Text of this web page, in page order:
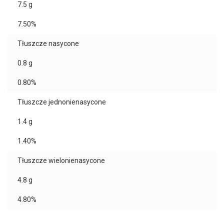
7.5 g
7.50%
Tłuszcze nasycone
0.8 g
0.80%
Tłuszcze jednonienasycone
1.4g
1.40%
Tłuszcze wielonienasycone
4.8 g
4.80%